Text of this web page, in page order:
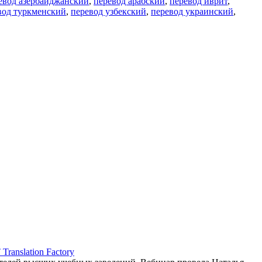
туркменский, перевод узбекский, перевод украинский,
Factory